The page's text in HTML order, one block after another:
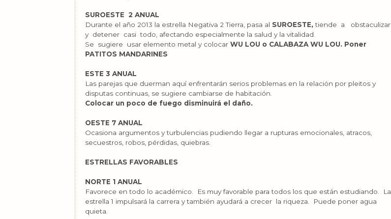
SUROESTE 2 ANUAL
Durante el año 2013 la estrella Negativa 2 Tierra, pasa al SUROESTE, tiende a obstaculizar
y detener casi todo, afectando especialmente la salud y la vitalidad.
Se sugiere usar elemento metal y colocar WU LOU o CALABAZA WU LOU. Poner
PATITOS MANDARINES
ESTE 3 ANUAL
Las parejas que duerman aquí enfrentarán serios problemas en la relación por pleitos y
disputas continuas, se sugiere cambiarse de habitación.
Colocar un poco de fuego disminuirá el daño.
OESTE 7 ANUAL
Ocasiona argumentos y turbulencias pudiendo llegar a rupturas emocionales, atracos,
secuestros, robos, pérdidas, quiebras.
ESTRELLAS FAVORABLES
NORTE 1 ANUAL
Favorece en todo lo académico. Es muy favorable para todos los que están estudiando. La
estrella 1 impulsará la carrera y también ayudará a crecer la riqueza. Puede poner agua
quieta.